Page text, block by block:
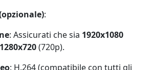
:
: Assicurati che sia 1920x1080
1280x720(720p).
: H.264 (compatibile con tutti gli